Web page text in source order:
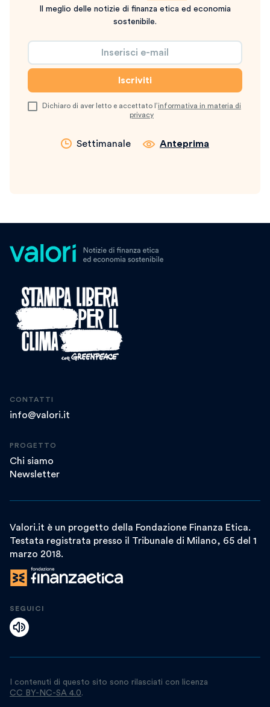
Il meglio delle notizie di finanza etica ed economia
sostenibile.
Dichiaro di aver letto e accettato l’informativa in materia di
privacy
Settimanale Anteprima
CONTATTI
info@valori.it
PROGETTO
Chi siamo
Newsletter
Valori.it è un progetto della Fondazione Finanza Etica.
Testata registrata presso il Tribunale di Milano, 65 del 1
marzo 2018.
SEGUICI
I contenuti di questo sito sono rilasciati con licenza
CC BY-NC-SA 4.0.